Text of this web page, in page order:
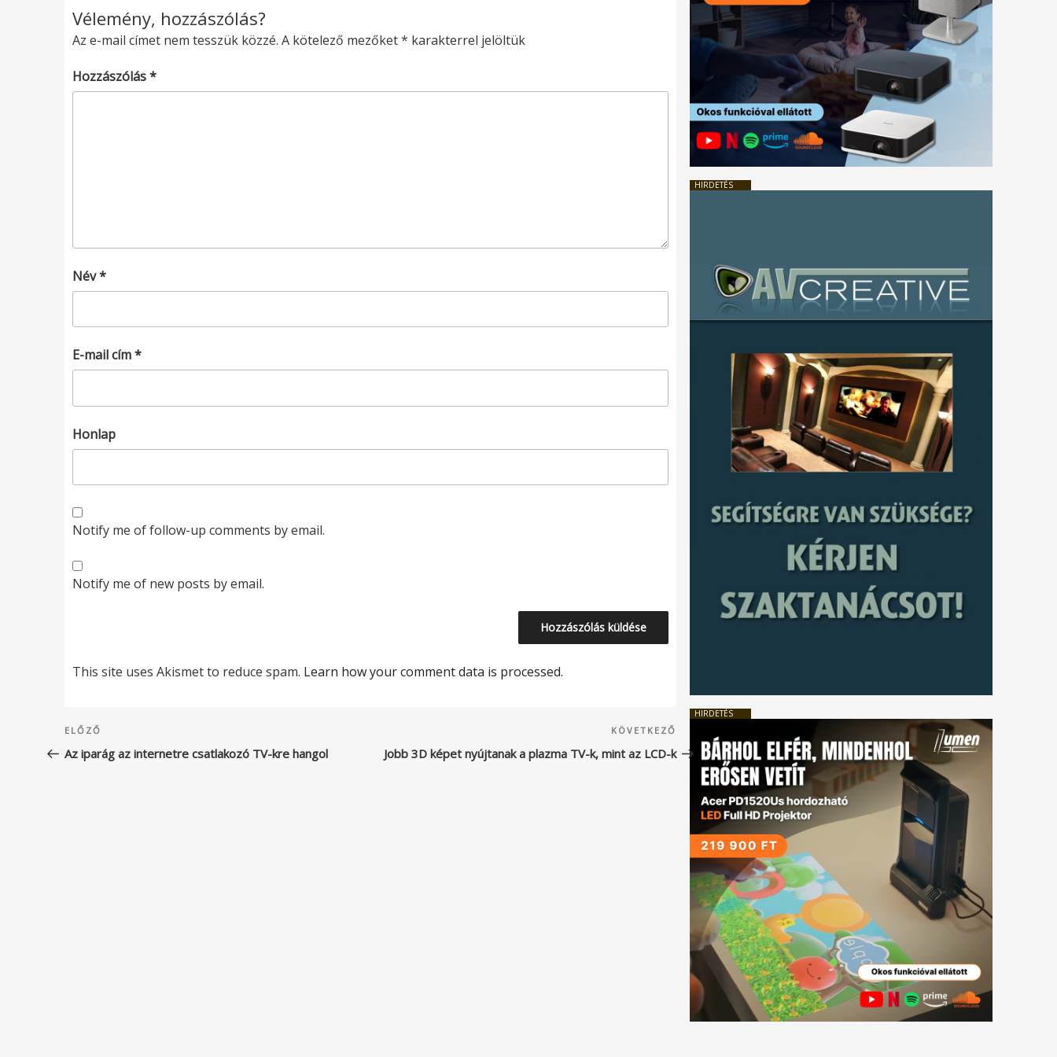
Vélemény, hozzászólás?
Az e-mail címet nem tesszük közzé. A kötelező mezőket* karakterrel jelöltük
Hozzászólás*
Név*
E-mail cím*
Honlap
Notify me of follow-up comments by email.
Notify me of new posts by email.
This site uses Akismet to reduce spam. Learn how your comment data is processed.
Bejegyzés
navigáció
Korábbi
bejegyzés
ELŐZŐ
Az iparág az internetre csatlakozó TV-kre hangol
Következő
bejegyzés
KÖVETKEZŐ
Jobb 3D képet nyújtanak a plazma TV-k, mint az LCD-k
HIRDETÉS
HIRDETÉS